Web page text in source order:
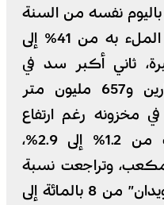
باليوم نفسه من السنة
الماضية، إذ انخفضت نسبة الملء به من 41% إلى
ثاني أكبر سد في
المملكة بسعة تبلغ مليارين و657 مليون متر
رغم ارتفاع
نسبة ملئه بشكل طفيف من 1.2% إلى 2.9%،
متر مكعب، وتراجعت نسبة
ملء ثالث أكبر سد “بين الويدان” من 8 بالمائة إلى